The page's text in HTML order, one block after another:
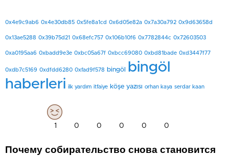
0x4e9c9ab6 0x4e30db85 0x5fe8a1cd 0x6d05e82a 0x7a30a792 0x9d63658d
0x13ae5288 0x39b75d21 0x68efc757 0x106b10f6 0x7782844c 0x72603503
0xa0195aa6 0xbadd9e3e 0xbc05a67f 0xbcc69080 0xbd81bade 0xd3447f77
0xdb7c5169 0xdfdd6280 0xfad9f578 bingöl
bingöl
haberleri ilk yardım itfaiye köşe yazısı orhan kaya serdar kaan
1 0 0 0 0 0
Почему собирательство снова становится